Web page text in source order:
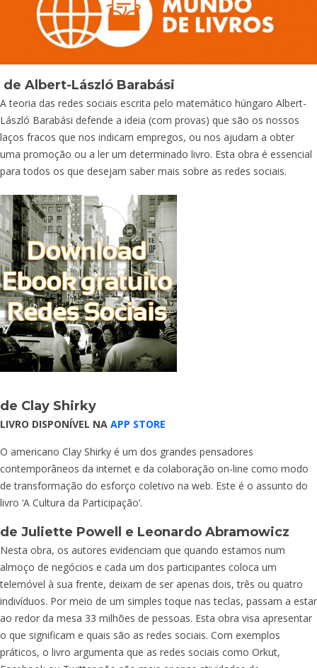
de Albert-László Barabási
A teoria das redes sociais escrita pelo matemático húngaro Albert-
László Barabási defende a ideia (com provas) que são os nossos
laços fracos que nos indicam empregos, ou nos ajudam a obter
uma promoção ou a ler um determinado livro. Esta obra é essencial
para todos os que desejam saber mais sobre as redes sociais.
de Clay Shirky
LIVRO DISPONÍVEL NA APP STORE
O americano Clay Shirky é um dos grandes pensadores
contemporâneos da internet e da colaboração on-line como modo
de transformação do esforço coletivo na web. Este é o assunto do
livro ‘A Cultura da Participação’.
de Juliette Powell e Leonardo Abramowicz
Nesta obra, os autores evidenciam que quando estamos num
almoço de negócios e cada um dos participantes coloca um
telemóvel à sua frente, deixam de ser apenas dois, três ou quatro
indivíduos. Por meio de um simples toque nas teclas, passam a estar
ao redor da mesa 33 milhões de pessoas. Esta obra visa apresentar
o que significam e quais são as redes sociais. Com exemplos
práticos, o livro argumenta que as redes sociais como Orkut,